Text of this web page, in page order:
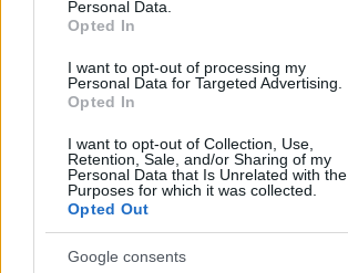
Personal Data.
Opted In
I want to opt-out of processing my
Personal Data for Targeted Advertising.
Opted In
I want to opt-out of Collection, Use,
Retention, Sale, and/or Sharing of my
Personal Data that Is Unrelated with the
Purposes for which it was collected.
Opted Out
Google consents
FLASH FOCUS